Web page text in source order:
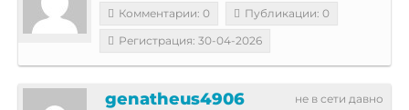
Комментарии: 0
Публикации: 0
Регистрация: 30-04-2026
не в сети давно
genatheus4906